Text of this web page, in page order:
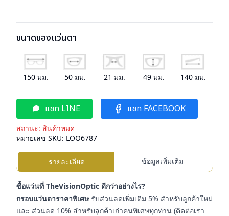
ขนาดของแว่นตา
150 มม. 50 มม. 21 มม. 49มม. 140มม.
แชท LINE แชท FACEBOOK
สถานะ: สินค้าหมด
หมายเลข SKU: LOO6787
รายละเอียด ข้อมูลเพิ่มเติม
ซื้อแว่นที่ TheVisionOptic ดีกว่าอย่างไร?
กรอบแว่นตาราคาพิเศษ รับส่วนลดเพิ่มเติม 5% สำหรับลูกค้าใหม่
และ ส่วนลด 10% สำหรับลูกค้าเก่าคนพิเศษทุกท่าน (ติดต่อเรา